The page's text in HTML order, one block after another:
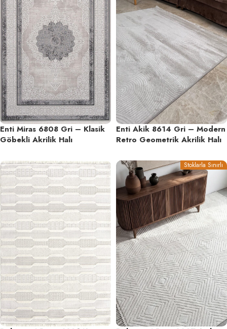
Enti Miras 6808 Gri – Klasik
Göbekli Akrilik Halı
Enti Akik 8614 Gri – Modern
Retro Geometrik Akrilik Halı
Stoklarla Sınırlı